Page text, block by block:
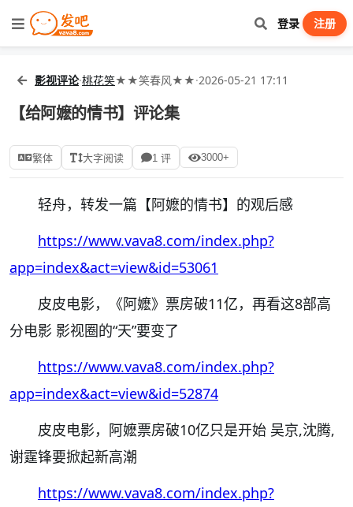
登录 注册
影视评论·桃花笑★★笑春风★★·2026-05-21 17:11
【给阿嬷的情书】评论集
繁体 大字阅读 1 评 3000+
轻舟，转发一篇【阿嬷的情书】的观后感
https://www.vava8.com/index.php?
app=index&act=view&id=53061
皮皮电影，《阿嬷》票房破11亿，再看这8部高
分电影 影视圈的“天”要变了
https://www.vava8.com/index.php?
app=index&act=view&id=52874
皮皮电影，阿嬷票房破10亿只是开始 吴京,沈腾,
谢霆锋要掀起新高潮
https://www.vava8.com/index.php?